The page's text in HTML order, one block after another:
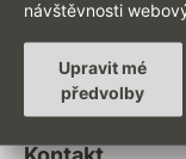
návštěvnosti
Upravit mé
předvolby